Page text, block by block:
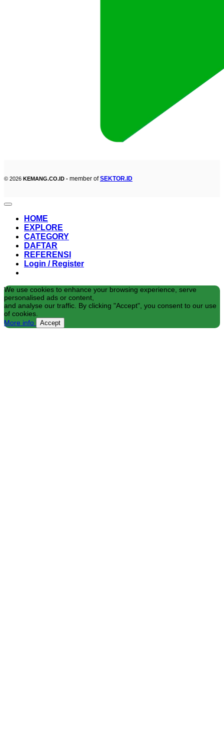
© 2026 KEMANG.CO.ID - member ofSEKTOR.ID
HOME
EXPLORE
CATEGORY
DAFTAR
REFERENSI
Login / Register
We use cookies to enhance your browsing experience, serve
personalised ads or content,
and analyse our traffic. By clicking "Accept", you consent to our use
of cookies.
More info
Accept